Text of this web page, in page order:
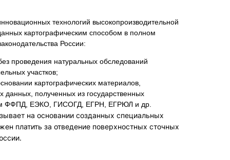
технологий высокопроизводительной
картографическим способом в полном
России:
проведения натуральных обследований
участков;
картографических материалов,
данных, полученных из государственных
ФФПД, ЕЭКО, ГИСОГД, ЕГРН, ЕГРЮЛ и др.
на основании созданных специальных
платить за отведение поверхностных сточных